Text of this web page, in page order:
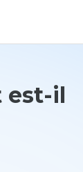
est-il